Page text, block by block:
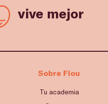
vive mejor
Sobre Flou
Tu academia